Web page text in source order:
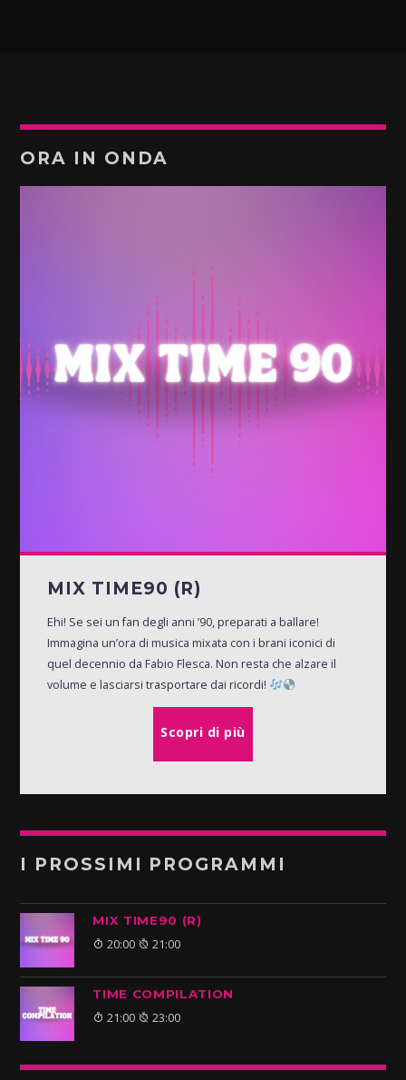
ORA IN ONDA
MIX TIME90 (R)
Ehi! Se sei un fan degli anni ’90, preparati a ballare!
Immagina un’ora di musica mixata con i brani iconici di
quel decennio da Fabio Flesca. Non resta che alzare il
volume e lasciarsi trasportare dai ricordi!
Scopri di più
I PROSSIMI PROGRAMMI
MIX TIME90 (R)
20:00 21:00
TIME COMPILATION
21:00 23:00